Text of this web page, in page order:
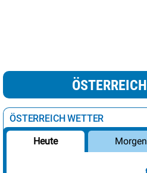
ÖSTERREICH WETTER
Heute Morgen